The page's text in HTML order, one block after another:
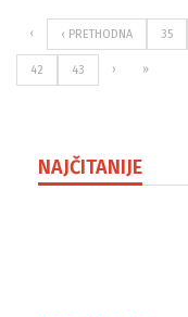
‹ ‹ PRETHODNA 35
42 43 › »
NAJČITANIJE